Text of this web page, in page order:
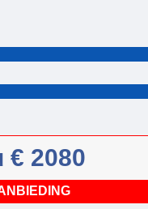
€ 2080